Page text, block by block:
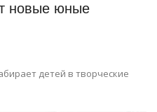
новые юные
детей в творческие